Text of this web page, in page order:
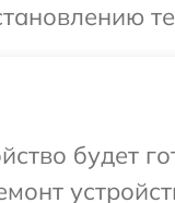
будет